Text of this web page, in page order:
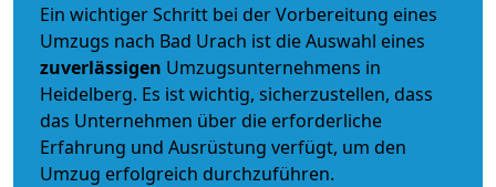
Ein wichtiger Schritt bei der Vorbereitung eines
Umzugs nach Bad Urach ist die Auswahl eines
zuverlässigen Umzugsunternehmens in
Heidelberg. Es ist wichtig, sicherzustellen, dass
das Unternehmen über die erforderliche
Erfahrung und Ausrüstung verfügt, um den
Umzug erfolgreich durchzuführen.